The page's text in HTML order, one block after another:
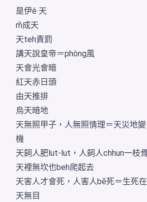
是伊ê 天
m̄成天
天teh責罰
講天說皇帝＝phòng風
天會光會暗
紅天赤日頭
由天推排
烏天暗地
天無照甲子，人無照情理＝天災地
機
天飼人肥lut-lut，人飼人chhun一枝
天裡無坎也beh爬起去
天害人才會死，人害人bē死＝生死
天無目